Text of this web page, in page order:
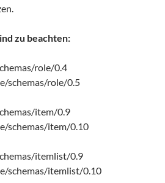
zu beachten:
role/0.4
schemas/role/0.5
item/0.9
schemas/item/0.10
itemlist/0.9
schemas/itemlist/0.10